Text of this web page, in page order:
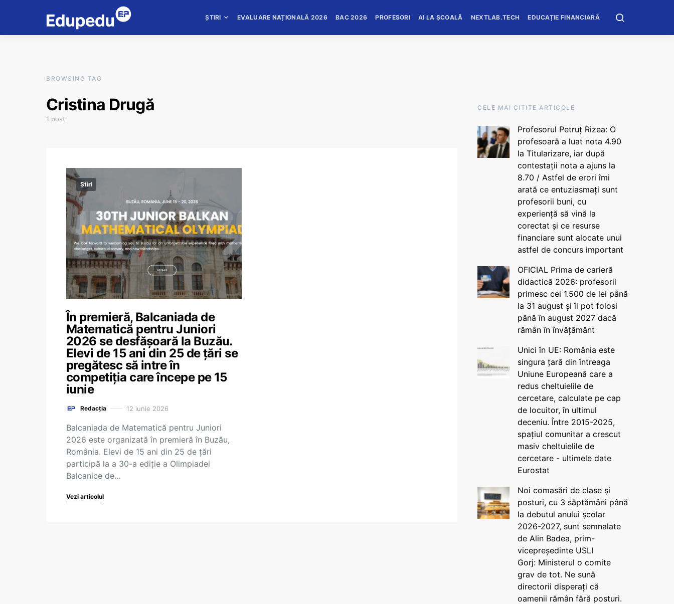
ȘTIRI EVALUARE NAȚIONALĂ 2026 BAC 2026 PROFESORI AI LA ȘCOALĂ NEXTLAB.TECH EDUCAȚIE FINANCIARĂ
BROWSING TAG
Cristina Drugă
1 post
Știri
În premieră, Balcaniada de
Matematică pentru Juniori
2026 se desfășoară la Buzău.
Elevi de 15 ani din 25 de țări se
pregătesc să intre în
competiția care începe pe 15
iunie
Redacția 12 iunie 2026
Balcaniada de Matematică pentru Juniori
2026 este organizată în premieră în Buzău,
România. Elevi de 15 ani din 25 de țări
participă la a 30-a ediție a Olimpiadei
Balcanice de…
Vezi articolul
CELE MAI CITITE ARTICOLE
Profesorul Petruț Rizea: O
profesoară a luat nota 4.90
la Titularizare, iar după
contestații nota a ajuns la
8.70 / Astfel de erori îmi
arată ce entuziasmați sunt
profesorii buni, cu
experiență să vină la
corectat și ce resurse
financiare sunt alocate unui
astfel de concurs important
OFICIAL Prima de carieră
didactică 2026: profesorii
primesc cei 1.500 de lei până
la 31 august și îi pot folosi
până în august 2027 dacă
rămân în învățământ
Unici în UE: România este
singura țară din întreaga
Uniune Europeană care a
redus cheltuielile de
cercetare, calculate pe cap
de locuitor, în ultimul
deceniu. Între 2015-2025,
spațiul comunitar a crescut
masiv cheltuielile de
cercetare - ultimele date
Eurostat
Noi comasări de clase și
posturi, cu 3 săptămâni până
la debutul anului școlar
2026-2027, sunt semnalate
de Alin Badea, prim-
vicepreședinte USLI
Gorj: Ministerul o comite
grav de tot. Ne sună
directorii disperați că
oamenii rămân fără posturi.